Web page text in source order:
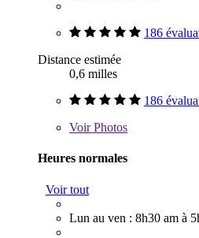
186
Distance estimée
0,6 milles
186
VoirPhotos
Heures normales
Voir tout
Lun au ven : 8h30 am à